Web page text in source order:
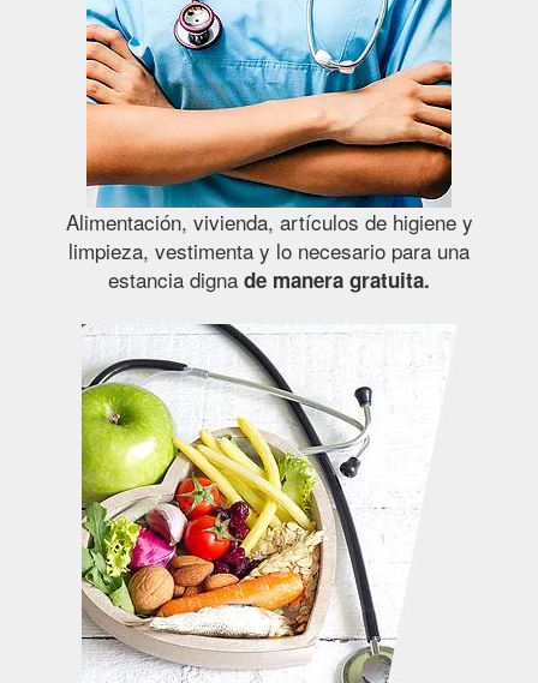
Alimentación, vivienda, artículos de higiene y
limpieza, vestimenta y lo necesario para una
estancia digna de manera gratuita.